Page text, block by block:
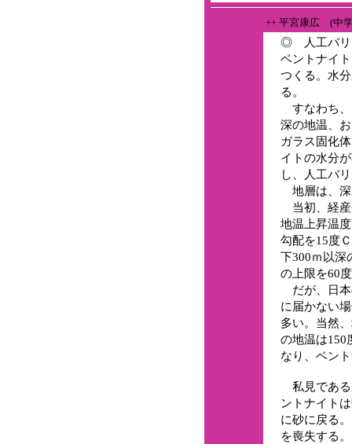
++ 平宮康広 (中
◎ 人工バリ
ベントナイ
つくる。水
る。
すなわち、
深の地温、
ガラス固化
イトの水分
し、人工バ
地層は、深
当初、経産
地温上昇温
勾配を15度
下300ｍ以深
の上限を60
だが、日本
に届かない
多い。当然
の地温は150
なり、ベン
私見である
ントナイト
に砂に戻る
を喪失する。